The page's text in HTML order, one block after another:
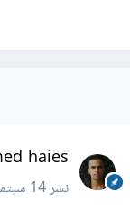
haies
نشر14 سبتمبر 2019